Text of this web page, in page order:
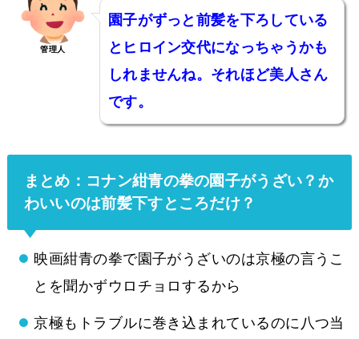
管理人
園子がずっと前髪を下ろしている
とヒロイン交代になっちゃうかも
しれませんね。それほど美人さん
です。
まとめ：コナン紺青の拳の園子がうざい？か
わいいのは前髪下すところだけ？
映画紺青の拳で園子がうざいのは京極の言うこ
とを聞かずウロチョロするから
京極もトラブルに巻き込まれているのに八つ当